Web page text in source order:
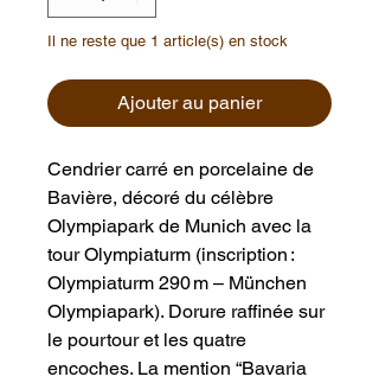
Il ne reste que 1 article(s) en stock
Ajouter au panier
Cendrier carré en porcelaine de
Bavière, décoré du célèbre
Olympiapark de Munich avec la
tour Olympiaturm (inscription :
Olympiaturm 290 m – München
Olympiapark). Dorure raffinée sur
le pourtour et les quatre
encoches. La mention “Bavaria